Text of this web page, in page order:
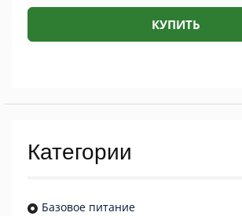
КУПИТЬ
Категории
Базовое питание